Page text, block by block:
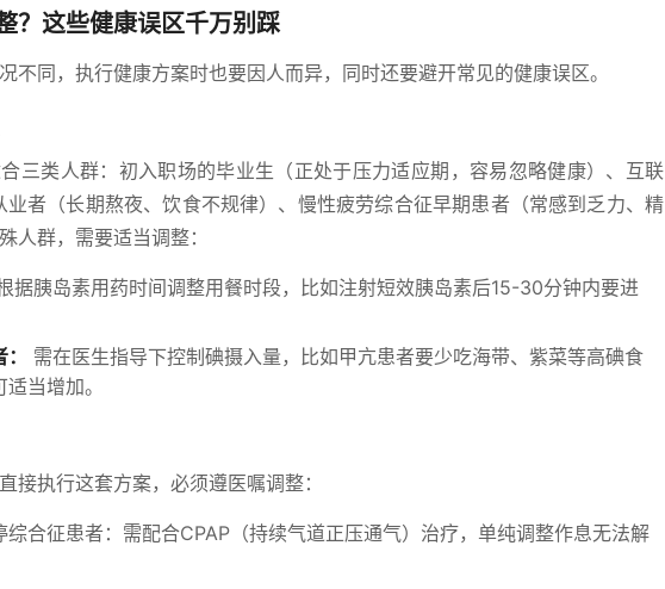
？这些健康误区千万别踩
不同，执行健康方案时也要因人而异，同时还要避开常见的健康误区。
三类人群：初入职场的毕业生（正处于压力适应期，容易忽略健康）、互联
业者（长期熬夜、饮食不规律）、慢性疲劳综合征早期患者（常感到乏力、精
人群，需要适当调整：
据胰岛素用药时间调整用餐时段，比如注射短效胰岛素后15-30分钟内要进
需在医生指导下控制碘摄入量，比如甲亢患者要少吃海带、紫菜等高碘食
当增加。
接执行这套方案，必须遵医嘱调整：
综合征患者：需配合CPAP（持续气道正压通气）治疗，单纯调整作息无法解